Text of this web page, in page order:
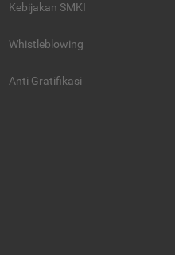
Kebijakan SMKI
Whistleblowing
Anti Gratifikasi